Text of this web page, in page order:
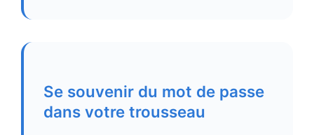
Se souvenir du mot de passe
dans votre trousseau